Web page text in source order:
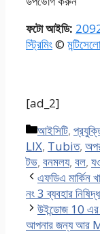
ফটো আইডি:
স্ট্রিমিং© মন্টিসেলো
[ad_2]
Categories
আইসিটি,
LIX, Tubiত,
টভ, বনমলয, বল,
এফডিএ মার্কিন
নং 3 ব্যবহার
উইন্ডোজ 10 এর
আপনার জন্য আর